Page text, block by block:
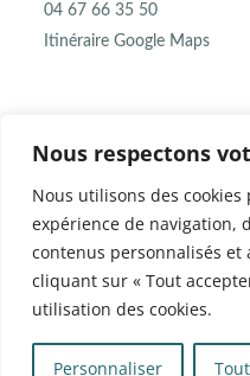
Nous respectons
Nous utilisons des
expérience de navigation,
contenus personnalisés et
cliquant sur « Tout
utilisation des cookies.
Personnaliser
04 67 66 35 50
Itinéraire Google Maps
N° RPPS : 10003225538 · SIRET :
Mentions légales Politique de